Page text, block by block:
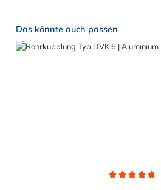
Produktgalerie überspringen
Das könnte auch passen